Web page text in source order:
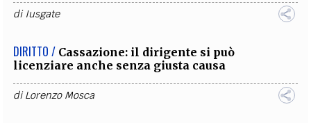
di Iusgate
DIRITTO / Cassazione: il dirigente si può
licenziare anche senza giusta causa
diLorenzo Mosca